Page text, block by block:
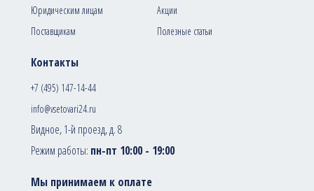
Контакты
+7 (495) 147-14-44
info@vsetovari24.ru
Видное, 1-й проезд, д. 8
Режим работы: пн-пт 10:00 - 19:00
Юридическим лицам
Поставщикам
Акции
Полезные статьи
Мы принимаем к оплате